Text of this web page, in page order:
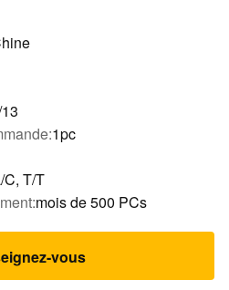
1pc
C, T/T
mois de 500 PCs
vous